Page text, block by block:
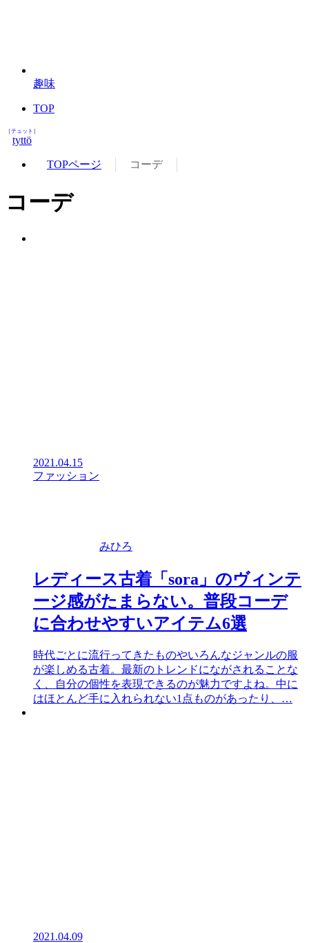
趣味
TOP
tyttö
［テュット］
TOPページ コーデ
コーデ
2021.04.15
ファッション
みひろ
レディース古着「sora」のヴィンテ
ージ感がたまらない。普段コーデ
に合わせやすいアイテム6選
時代ごとに流行ってきたものやいろんなジャンルの服
が楽しめる古着。最新のトレンドにながされることな
く、自分の個性を表現できるのが魅力ですよね。中に
はほとんど手に入れられない1点ものがあったり、…
2021.04.09